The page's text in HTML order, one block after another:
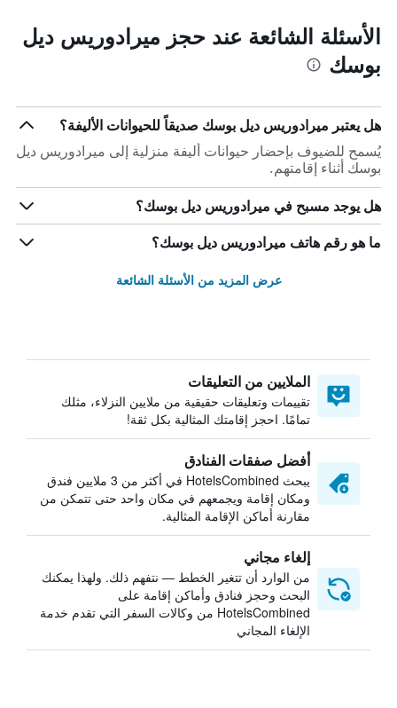
الأسئلة الشائعة عند حجز ميرادوريس ديل
بوسك
هل يعتبر ميرادوريس ديل بوسك صديقاً للحيوانات الأليفة؟
يُسمح للضيوف بإحضار حيوانات أليفة منزلية إلى ميرادوريس ديل
بوسك أثناء إقامتهم.
هل يوجد مسبح في ميرادوريس ديل بوسك؟
ما هو رقم هاتف ميرادوريس ديل بوسك؟
عرض المزيد من الأسئلة الشائعة
الملايين من التعليقات
تقييمات وتعليقات حقيقية من ملايين النزلاء، مثلك
تمامًا. احجز إقامتك المثالية بكل ثقة!
أفضل صفقات الفنادق
يبحث HotelsCombined في أكثر من 3 ملايين فندق
ومكان إقامة ويجمعهم في مكان واحد حتى تتمكن من
مقارنة أماكن الإقامة المثالية.
إلغاء مجاني
من الوارد أن تتغير الخطط — نتفهم ذلك. ولهذا يمكنك
البحث وحجز فنادق وأماكن إقامة على
HotelsCombined من وكالات السفر التي تقدم خدمة
الإلغاء المجاني